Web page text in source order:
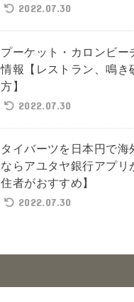
2022.07.30
プーケット・カロンビー
情報【レストラン、鳴き
方】
2022.07.30
タイバーツを日本円で海
ならアユタヤ銀行アプリ
住者がおすすめ】
2022.07.30